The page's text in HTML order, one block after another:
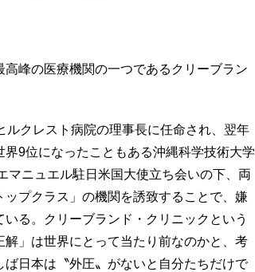
峰の医療機関の一つであるクリーブラン
クレスト病院の理事長に任命され、翌年
9位になったこともある沖縄科学技術大学
マニュエル駐日米国大使立ち会いの下、両
プクラス」の機関を誘致することで、嫌
る。クリーブランド・クリニックという
解」は世界にとって当たり前なのかと、考
日本は〝外圧〟がないと自分たちだけで